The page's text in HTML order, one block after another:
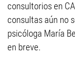
consultorios en
consultas aún no
psicóloga María
en breve.